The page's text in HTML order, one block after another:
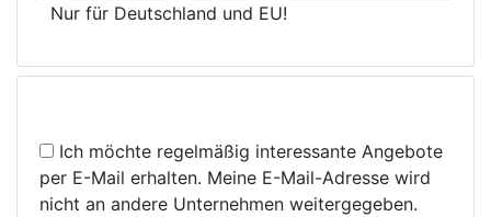
Nur für Deutschland und EU!
Ich möchte regelmäßig interessante Angebote
per E-Mail erhalten. Meine E-Mail-Adresse wird
nicht an andere Unternehmen weitergegeben.